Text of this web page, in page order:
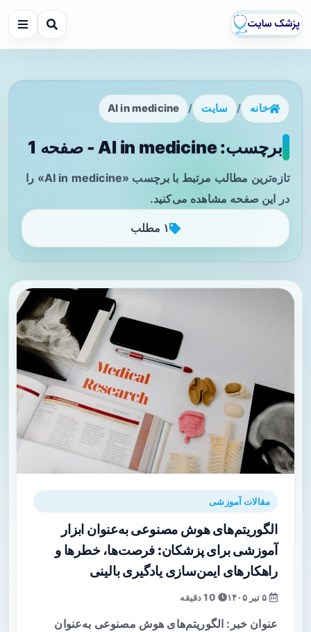
خانه / سایت /
AI in medicine
برچسب: AI in medicine - صفحه 1
تازه‌ترین مطالب مرتبط با برچسب «AI in medicine» را
در این صفحه مشاهده می‌کنید.
۱ مطلب
مقالات آموزشی
الگوریتم‌های هوش مصنوعی به‌عنوان ابزار
آموزشی برای پزشکان: فرصت‌ها، خطرها و
راهکارهای ایمن‌سازی یادگیری بالینی
عنوان خبر: الگوریتم‌های هوش مصنوعی به‌عنوان